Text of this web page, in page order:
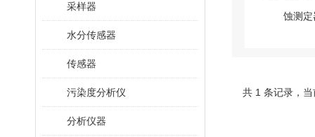
采样器
水分传感器
传感器
污染度分析仪
分析仪器
共 1 条记录，